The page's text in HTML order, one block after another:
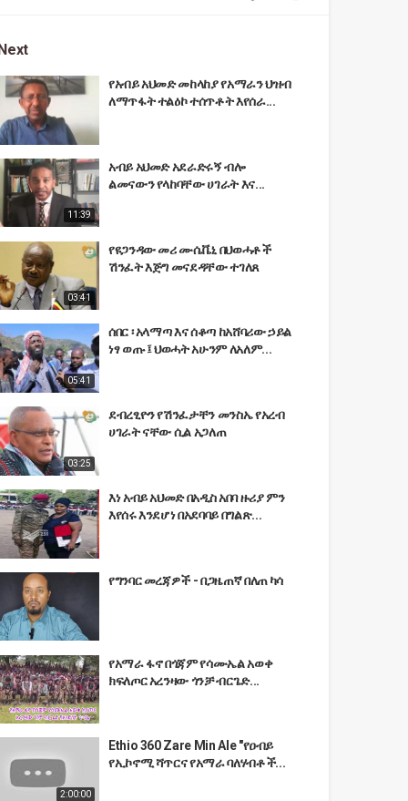
የአብይ አህመድ መከላከያ የአማራን ህዝብ
ለማጥፋት ተልዕኮ ተሰጥቶት እየሰራ...
11:39
አብይ አህመድ አደራድሩኝ ብሎ
ልመናውን የላከባቸው ሀገራት እና...
03:41
የዩጋንዳው መሪ ሙሴቬኒ በህወሓቶች
ሽንፈት እጅግ መናደዳቸው ተገለጸ
05:41
ሰበር ፡ አላማጣ እና ሰቆጣ ከአሸባሪው ኃይል
ነፃ ወጡ ፤ ህወሓት አሁንም ለአለም...
03:25
ደብረፂዮን የሽንፈታቸን መንስኤ የአረብ
ሀገራት ናቸው ሲል አጋለጠ
እነ አብይ አህመድ በአዲስ አበባ ዙሪያ ምን
እየሰሩ እንደሆነ በአደባባይ በግልጽ...
የግንባር መረጃዎች - በጋዜጠኛ በለጠ ካሳ
የአማራ ፋኖ በጎጃም የሳሙኤል አወቀ
ክፍለጦር አረንዛው ጎንቻ ብርጌድ...
2:00:00
Ethio 360 Zare Min Ale "የዐብይ
የኢኮኖሚ ሻጥርና የአማራ ባለሃብቶች...